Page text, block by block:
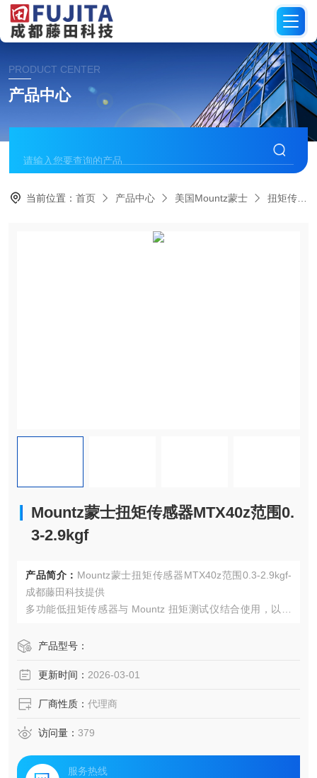
PRODUCT CENTER
产品中心
当前位置：首页 产品中心 美国Mountz蒙士 扭矩传感器
Mountz蒙士扭矩传感器MTX40z范围0.
3-2.9kgf
产品简介： Mountz蒙士扭矩传感器MTX40z范围0.3-2.9kgf-
成都藤田科技提供
多功能低扭矩传感器与 Mountz 扭矩测试仪结合使用，以满
扭矩范围的测试需求。微型扭矩传感器是一种台式校准仪
控制扭矩是公司确保其产品的质量、安全性和可靠性不受影
产品型号：
更新时间： 2026-03-01
厂商性质： 代理商
访问量： 379
服务热线